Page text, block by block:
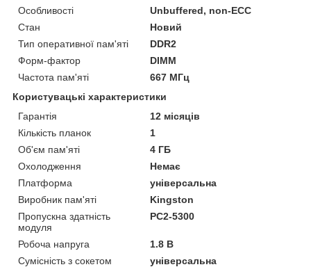
Особливості
Unbuffered, non-ECC
Стан
Новий
Тип оперативної пам'яті
DDR2
Форм-фактор
DIMM
Частота пам'яті
667 МГц
Користувацькі характеристики
Гарантія
12 місяців
Кількість планок
1
Об'єм пам'яті
4 ГБ
Охолодження
Немає
Платформа
універсальна
Виробник пам'яті
Kingston
Пропускна здатність
модуля
PC2-5300
Робоча напруга
1.8 B
Сумісність з сокетом
універсальна